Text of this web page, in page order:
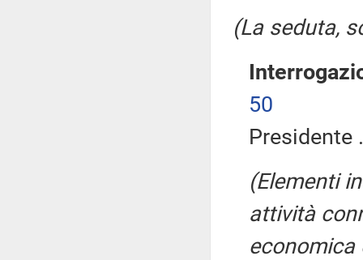
(La seduta,
50
Presidente
(Elementi
attività
economica